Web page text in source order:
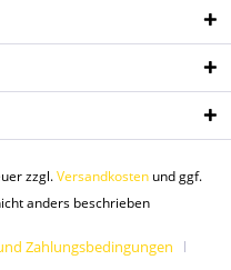
zzgl.Versandkosten und ggf.
anders beschrieben
Zahlungsbedingungen